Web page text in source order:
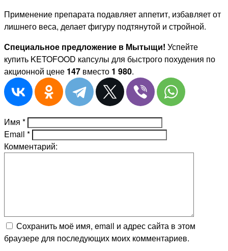
Применение препарата подавляет аппетит, избавляет от
лишнего веса, делает фигуру подтянутой и стройной.
Специальное предложение в Мытыщи! Успейте
купить KETOFOOD капсулы для быстрого похудения по
акционной цене 147 вместо 1 980.
Имя *
Email *
Комментарий:
Сохранить моё имя, email и адрес сайта в этом
браузере для последующих моих комментариев.